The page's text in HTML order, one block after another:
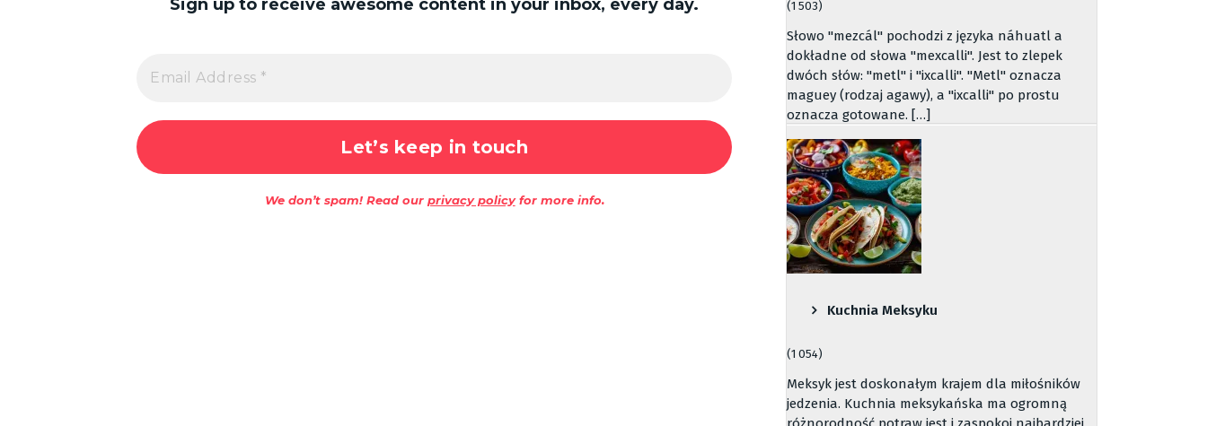
Sign up to receive awesome content in your inbox, every day.
We don’t spam! Read our privacy policyfor more info.
(1 503)
Słowo "mezcál" pochodzi z języka náhuatl a
dokładne od słowa "mexcalli". Jest to zlepek
dwóch słów: "metl" i "ixcalli". "Metl" oznacza
maguey (rodzaj agawy), a "ixcalli" po prostu
oznacza gotowane. […]
Kuchnia Meksyku
(1 054)
Meksyk jest doskonałym krajem dla miłośników
jedzenia. Kuchnia meksykańska ma ogromną